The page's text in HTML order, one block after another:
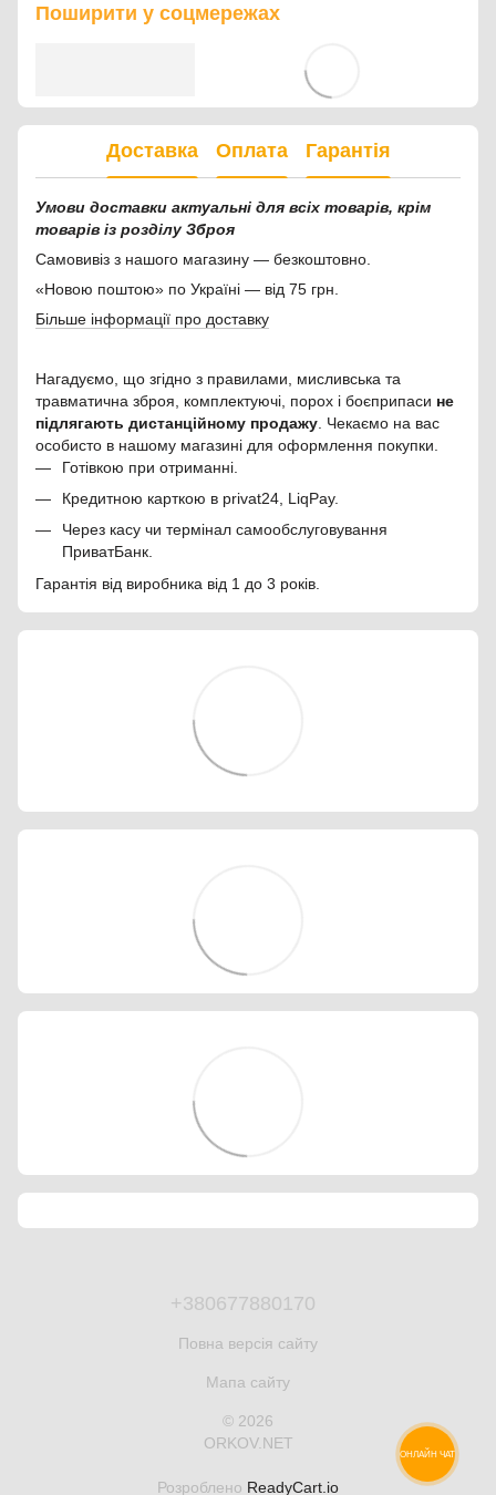
Поширити у соцмережах
Доставка Оплата Гарантія
Умови доставки актуальні для всіх товарів, крім
товарів із розділу Зброя
Самовивіз з нашого магазину — безкоштовно.
«Новою поштою» по Україні — від 75 грн.
Більше інформації про доставку
Нагадуємо, що згідно з правилами, мисливська та
травматична зброя, комплектуючі, порох і боєприпаси не
підлягають дистанційному продажу . Чекаємо на вас
особисто в нашому магазині для оформлення покупки.
Готівкою при отриманні.
Кредитною карткою в privat24, LiqPay.
Через касу чи термінал самообслуговування
ПриватБанк.
Гарантія від виробника від 1 до 3 років.
+380677880170
Повна версія сайту
Мапа сайту
© 2026
ORKOV.NET
Розроблено ReadyCart.io
ОНЛАЙН ЧАТ